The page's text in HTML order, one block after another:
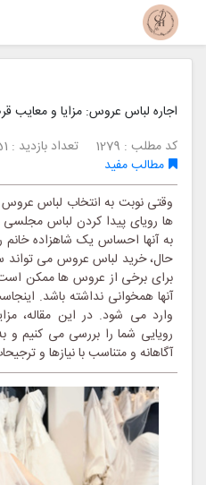
اجاره لباس عروس: مزایا و معایب
کد مطلب : 1279
تعداد بازدید : 851
مطالب مفید
وقتی نوبت به انتخاب لباس
ها رویای پیدا کردن لباس مجلسی
به آنها احساس یک شاهزاده
حال، خرید لباس عروس می تواند
برای برخی از عروس ها ممکن است
آنها همخوانی نداشته باشد.
وارد می شود. در این مقاله،
رویایی شما را بررسی می کنیم
آگاهانه و متناسب با نیازها و